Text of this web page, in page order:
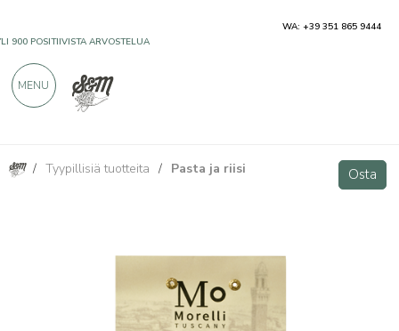
/ Tyypillisiä tuotteita / Pasta ja riisi Osta
500g Durumvehnäpasta Antico Pastificio Morelli Osta
WA: +39 351 865 9444
MENU